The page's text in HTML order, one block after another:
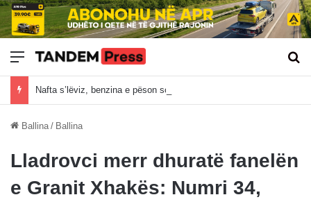
Meny
Nafta s’lëviz, benzina e pëson sot rritjen e çmimit në Kosovë
Ballina / Ballina
Lladrovci merr dhuratë fanelën
e Granit Xhakës: Numri 34,